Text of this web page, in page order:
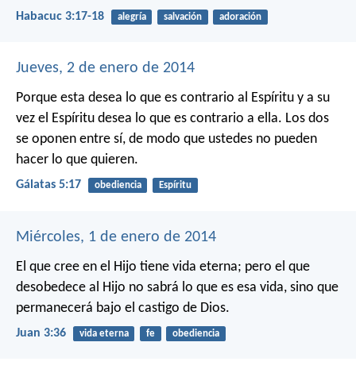
Habacuc 3:17-18 alegría salvación adoración
Jueves, 2 de enero de 2014
Porque esta desea lo que es contrario al Espíritu y a su
vez el Espíritu desea lo que es contrario a ella. Los dos
se oponen entre sí, de modo que ustedes no pueden
hacer lo que quieren.
Gálatas 5:17 obediencia Espíritu
Miércoles, 1 de enero de 2014
El que cree en el Hijo tiene vida eterna; pero el que
desobedece al Hijo no sabrá lo que es esa vida, sino que
permanecerá bajo el castigo de Dios.
Juan 3:36 vida eterna fe obediencia